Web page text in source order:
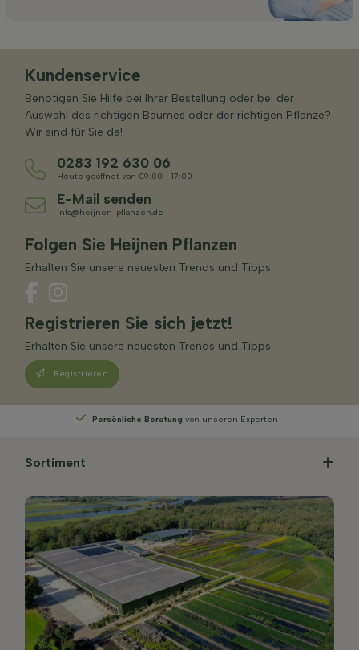
Kundenservice
Benötigen Sie Hilfe bei Ihrer Bestellung oder bei der
Auswahl des richtigen Baumes oder der richtigen Pflanze?
Wir sind für Sie da!
0283 192 630 06
Heute geöffnet von 09:00 - 17:00
E-Mail senden
info@heijnen-pflanzen.de
Folgen Sie Heijnen Pflanzen
Erhalten Sie unsere neuesten Trends und Tipps.
Registrieren Sie sich jetzt!
Erhalten Sie unsere neuesten Trends und Tipps.
Registrieren
Persönliche Beratung von unseren Experten
Sortiment